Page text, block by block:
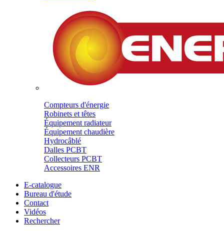
Compteurs d'énergie
Robinets et têtes
Équipement radiateur
Équipement chaudière
Hydrocâblé
Dalles PCBT
Collecteurs PCBT
Accessoires ENR
E-catalogue
Bureau d'étude
Contact
Vidéos
Rechercher